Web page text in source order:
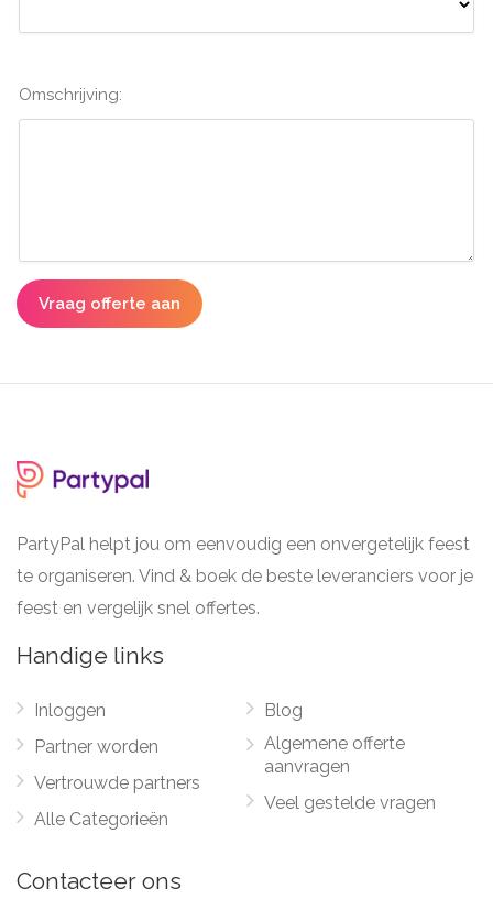
Omschrijving:
Vraag offerte aan
PartyPal helpt jou om eenvoudig een onvergetelijk feest
te organiseren. Vind & boek de beste leveranciers voor je
feest en vergelijk snel offertes.
Handige links
Inloggen
Partner worden
Vertrouwde partners
Alle Categorieën
Blog
Algemene offerte
aanvragen
Veel gestelde vragen
Contacteer ons